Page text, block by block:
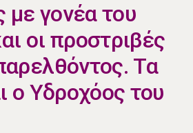
με γονέα του
οι προστριβές
Τα
ο Υδροχόος του